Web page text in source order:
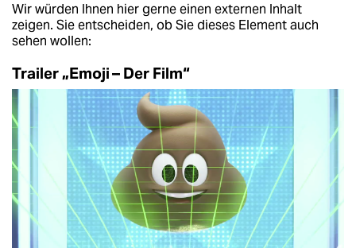
Wir würden Ihnen hier gerne einen externen Inhalt
zeigen. Sie entscheiden, ob Sie dieses Element auch
sehen wollen:
Trailer „Emoji – Der Film“